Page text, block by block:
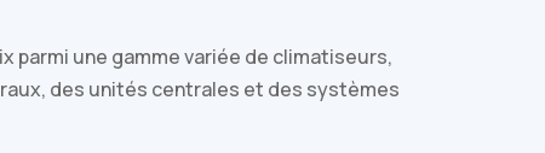
parmi une gamme variée de climatiseurs,
des unités centrales et des systèmes